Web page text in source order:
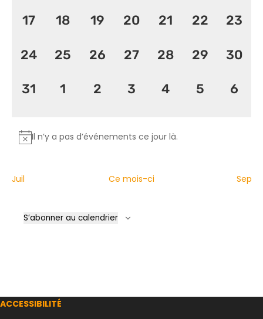
0
17
0
18
0
19
0
20
0
21
0
22
0
23
0
24
0
25
0
26
0
27
0
28
0
29
0
30
0
31
0
1
0
2
0
3
0
4
0
5
0
6
Il n’y a pas d’événements ce jour là.
Juil Ce mois-ci Sep
S’abonner au calendrier
ACCESSIBILITÉ